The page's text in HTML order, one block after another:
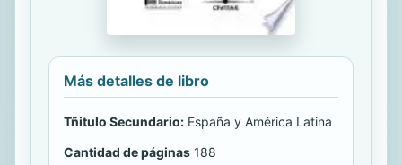
Más detalles de libro
Tñitulo Secundario: España y América Latina
Cantidad de páginas 188